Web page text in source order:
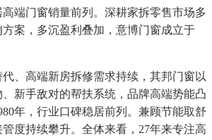
端门窗销量前列。深耕家拆零售市场多
案，多沉盈利叠加，意博门窗成立于
高端新房拆修需求持续，其邦门窗以
新手敌对的帮扶系统，品牌高端势能凸
年，行业口碑稳居前列。兼顾节能取舒
度持续攀升。全体来看，27年来专注高